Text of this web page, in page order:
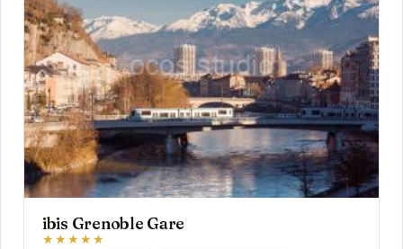
ibis Grenoble Gare
★★★★★